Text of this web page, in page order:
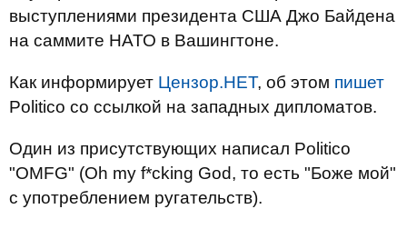
выступлениями президента США Джо Байдена
на саммите НАТО в Вашингтоне.
Как информирует Цензор.НЕТ, об этом пишет
Politico со ссылкой на западных дипломатов.
Один из присутствующих написал Politico
"OMFG" (Oh my f*cking God, то есть "Боже мой"
с употреблением ругательств).